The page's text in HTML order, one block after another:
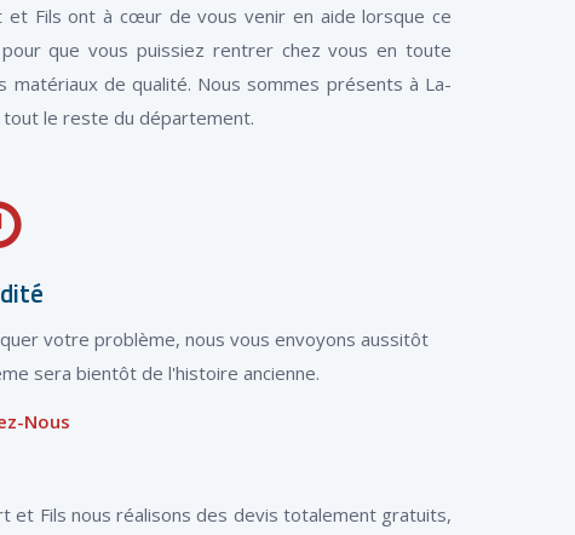
Fils ont à cœur de vous venir en aide lorsque ce
que vous puissiez rentrer chez vous en toute
de qualité. Nous sommes présents à La-
le reste du département.
votre problème, nous vous envoyons aussitôt
sera bientôt de l'histoire ancienne.
Nous
et Fils nous réalisons des devis totalement gratuits,